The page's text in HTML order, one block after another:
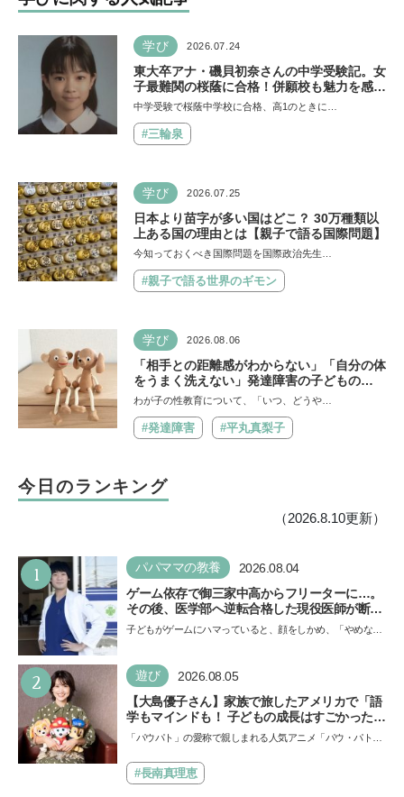
学び 2026.07.24
東大卒アナ・磯貝初奈さんの中学受験記。女
子最難関の桜蔭に合格！併願校も魅力を感じ
た渋渋に。母親の声かけは「睡眠が何より大
中学受験で桜蔭中学校に合格、高1のときに…
#三輪泉
学び 2026.07.25
日本より苗字が多い国はどこ？ 30万種類以
上ある国の理由とは【親子で語る国際問題】
今知っておくべき国際問題を国際政治先生…
#親子で語る世界のギモン
学び 2026.08.06
「相手との距離感がわからない」「自分の体
をうまく洗えない」発達障害の子どもの
「性」に関する困りごと・性教育のポイント
聞いた】
わが子の性教育について、「いつ、どうや…
#発達障害 #平丸真梨子
今日のランキング
（2026.8.10更新）
1 パパママの教養 2026.08.04
ゲーム依存で御三家中高からフリーターに…。
その後、医学部へ逆転合格した現役医師が断言
「ゲームの経験が受験勉強に役立った」そう考
子どもがゲームにハマっていると、顔をしかめ、「やめなさ
い…
2 遊び 2026.08.05
【大島優子さん】家族で旅したアメリカで「語
学もマインドも！ 子どもの成長はすごかった」
声優をつとめた映画『パウ・パトロール ザ・ダ
できると子どもに知ってほしい
「パウパト」の愛称で親しまれる人気アニメ「パウ・パトロ
ザ…#長南真理恵